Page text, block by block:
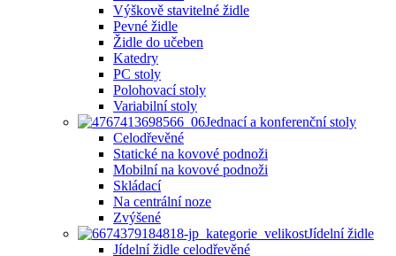
Výškově stavitelné židle
Pevné židle
Židle do učeben
Katedry
PC stoly
Polohovací stoly
Variabilní stoly
Jednací a konferenční stoly
Celodřevěné
Statické na kovové podnoži
Mobilní na kovové podnoži
Skládací
Na centrální noze
Zvýšené
Jídelní židle
Jídelní židle celodřevěné